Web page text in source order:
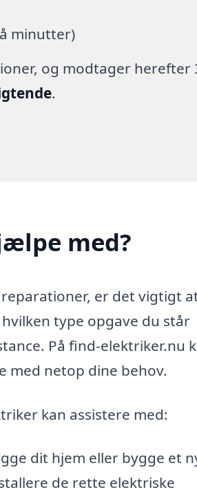
minutter)
og modtager herefter
.
med?
er det vigtigt
type opgave du står
På find-elektriker.nu
med netop dine behov.
kan assistere med:
dit hjem eller bygge et
de rette elektriske